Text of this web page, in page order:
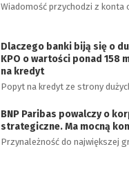
Wiadomość przychodzi z konta
Dlaczego banki biją się o
KPO o wartości ponad 158
na kredyt
Popyt na kredyt ze strony
BNP Paribas powalczy o
strategiczne. Ma mocną
Przynależność do największej